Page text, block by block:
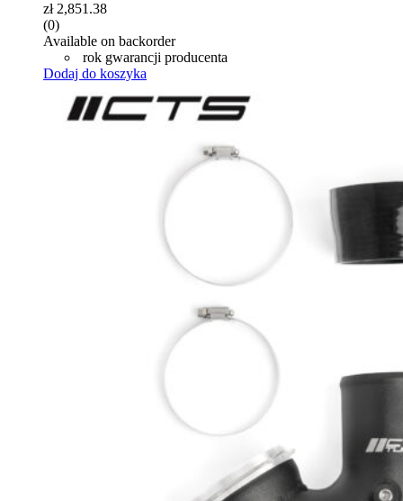
zł2,851.38
(0)
Available on backorder
rok gwarancji producenta
Dodaj do koszyka